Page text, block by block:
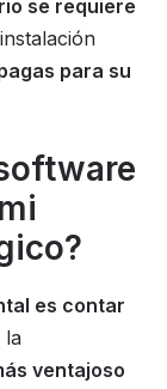
se requiere
para su
es contar
la
ventajoso